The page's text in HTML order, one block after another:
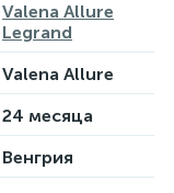
Valena Allure
Legrand
Valena Allure
24 месяца
Венгрия